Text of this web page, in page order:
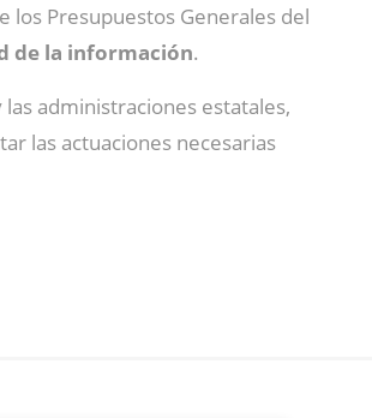
los Presupuestos Generales del
de la información.
administraciones estatales,
las actuaciones necesarias